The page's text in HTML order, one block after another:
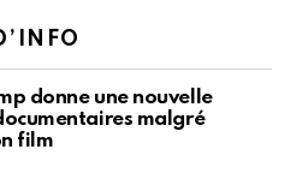
donne une nouvelle
malgré
film